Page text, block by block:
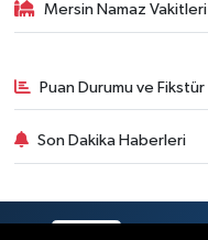
Mersin Namaz Vakitleri
Puan Durumu ve Fikstür
Son Dakika Haberleri